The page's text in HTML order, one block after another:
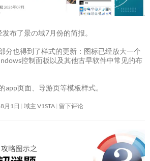
布了景の域7月份的简报。
分也得到了样式的更新：图标已经放大一个
控制面板以及其他古早软件中常见的布
app页面、导游页等模板样式。
月1日 域主 V1STA 留下评论